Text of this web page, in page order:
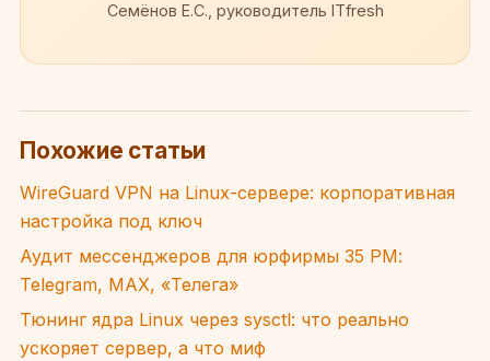
Семёнов Е.С., руководитель ITfresh
Похожие статьи
WireGuard VPN на Linux-сервере: корпоративная
настройка под ключ
Аудит мессенджеров для юрфирмы 35 РМ:
Telegram, MAX, «Телега»
Тюнинг ядра Linux через sysctl: что реально
ускоряет сервер, а что миф